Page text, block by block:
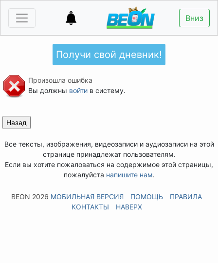
Вниз
Получи свой дневник!
Произошла ошибка
Вы должны войтив систему.
Все тексты, изображения, видеозаписи и аудиозаписи на этой
странице принадлежат пользователям.
Если вы хотите пожаловаться на содержимое этой страницы,
пожалуйста напишите нам.
BEON 2026 МОБИЛЬНАЯ ВЕРСИЯ ПОМОЩЬ
ПРАВИЛА
КОНТАКТЫ
НАВЕРХ